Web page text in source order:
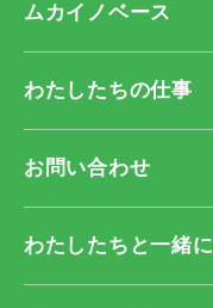
ムカイノベース
わたしたちの仕事
お問い合わせ
わたしたちと一緒に